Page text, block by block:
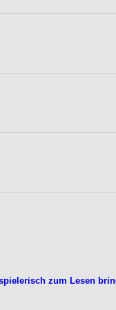
zum Lesen